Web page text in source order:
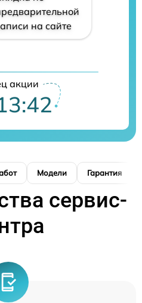
на сайте
акции
Модели Гарантия
сервис-